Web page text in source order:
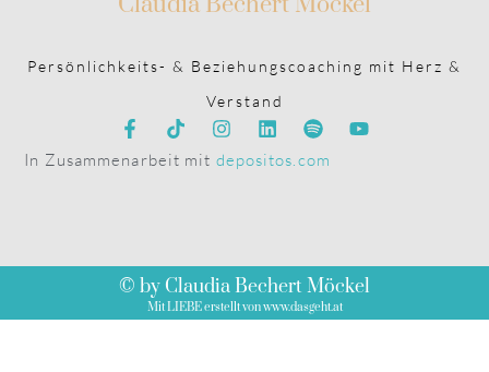
Persönlichkeits- & Beziehungscoaching mit Herz &
Verstand
In Zusammenarbeit mit depositos.com
© by Claudia Bechert Möckel
Mit LIEBE erstellt von www.dasgeht.at